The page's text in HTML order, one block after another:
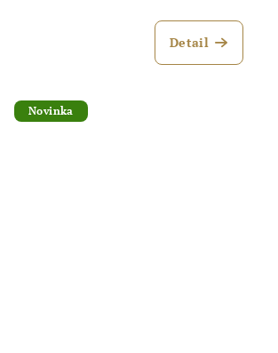
hodnocení
produktu
Detail
Novinka